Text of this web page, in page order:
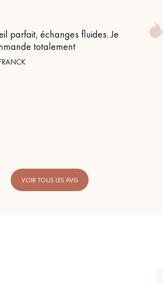
parfait, échanges fluides. Je
totalement
VOIR TOUS LES AVIS